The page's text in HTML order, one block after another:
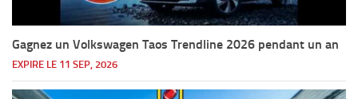
Gagnez un Volkswagen Taos Trendline 2026 pendant un an
EXPIRE LE 11 SEP, 2026